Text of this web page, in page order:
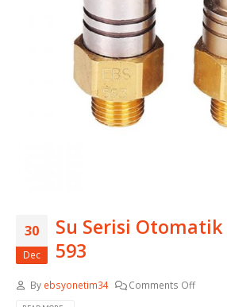
30
Dec
Su Serisi
593
By ebsyonetim34 Comments Off